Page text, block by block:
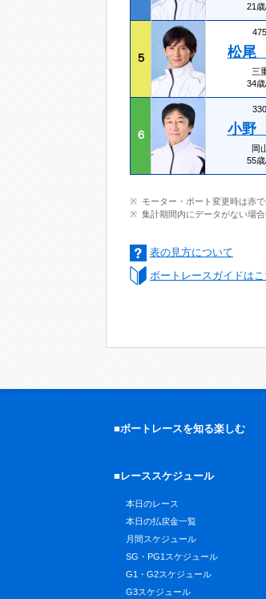
21
５ 松
三
34
６ 小
岡
55
モーター・ボート変更時は赤で
集計期間内にデータがない場
表の見方について
ボートレースガイドはこ
■ボートレースを知る楽しむ
■レーススケジュール
本日のレース
本日の払戻金一覧
月間スケジュール
SG・PG1スケジュール
G1・G2スケジュール
G3スケジュール